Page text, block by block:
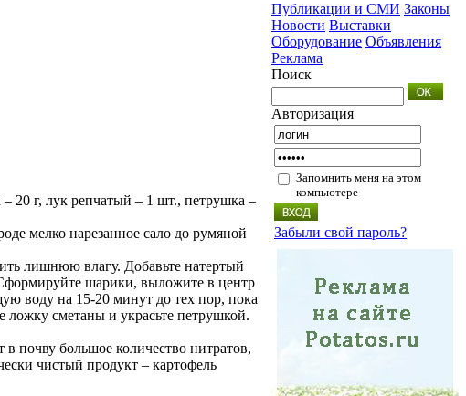
– 20 г, лук репчатый – 1 шт., петрушка –
мелко нарезанное сало до румяной
лишнюю влагу. Добавьте натертый
шарики, выложите в центр
воду на 15-20 минут до тех пор, пока
сметаны и украсьте петрушкой.
почву большое количество нитратов,
чистый продукт – картофель
Публикации и СМИ Законы
Новости Выставки
Оборудование Объявления
Реклама
Поиск
Авторизация
Запомнить меня на этом
компьютере
Забыли свой пароль?